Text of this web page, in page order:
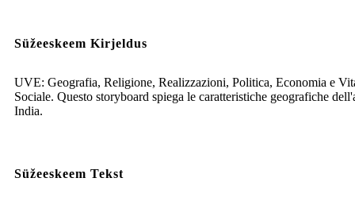
Süžeeskeem Kirjeldus
UVE: Geografia, Religione, Realizzazioni, Politica, Economia e
Sociale. Questo storyboard spiega le caratteristiche geografiche
India.
Süžeeskeem Tekst